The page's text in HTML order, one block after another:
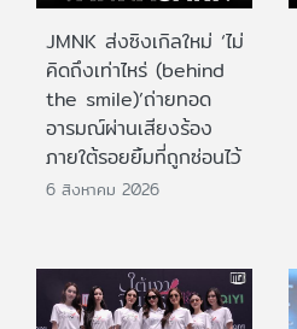
JMNK ส่งซิงเกิลใหม่ ‘ไม่
คิดถึงเท่าไหร่ (behind
the smile)’ถ่ายทอด
อารมณ์ผ่านเสียงร้อง
ภายใต้รอยยิ้มที่ถูกซ่อนไว้
6 สิงหาคม 2026